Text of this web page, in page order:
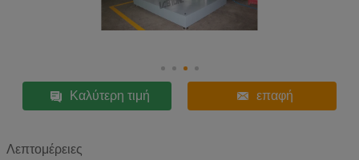
Καλύτερη τιμή επαφή
Λεπτομέρειες